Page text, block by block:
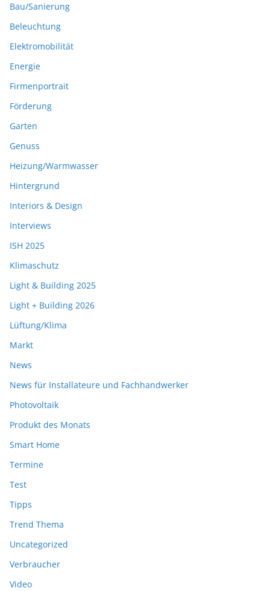
Bau/Sanierung
Beleuchtung
Elektromobilität
Energie
Firmenportrait
Förderung
Garten
Genuss
Heizung/Warmwasser
Hintergrund
Interiors & Design
Interviews
ISH 2025
Klimaschutz
Light & Building 2025
Light + Building 2026
Lüftung/Klima
Markt
News
News für Installateure und Fachhandwerker
Photovoltaik
Produkt des Monats
Smart Home
Termine
Test
Tipps
Trend Thema
Uncategorized
Verbraucher
Video